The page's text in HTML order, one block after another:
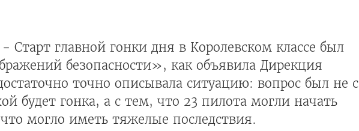
- Старт главной гонки дня в Королевском классе был
безопасности», как объявила Дирекция
точно описывала ситуацию: вопрос был не с
будет гонка, а с тем, что 23 пилота могли начать
могло иметь тяжелые последствия.